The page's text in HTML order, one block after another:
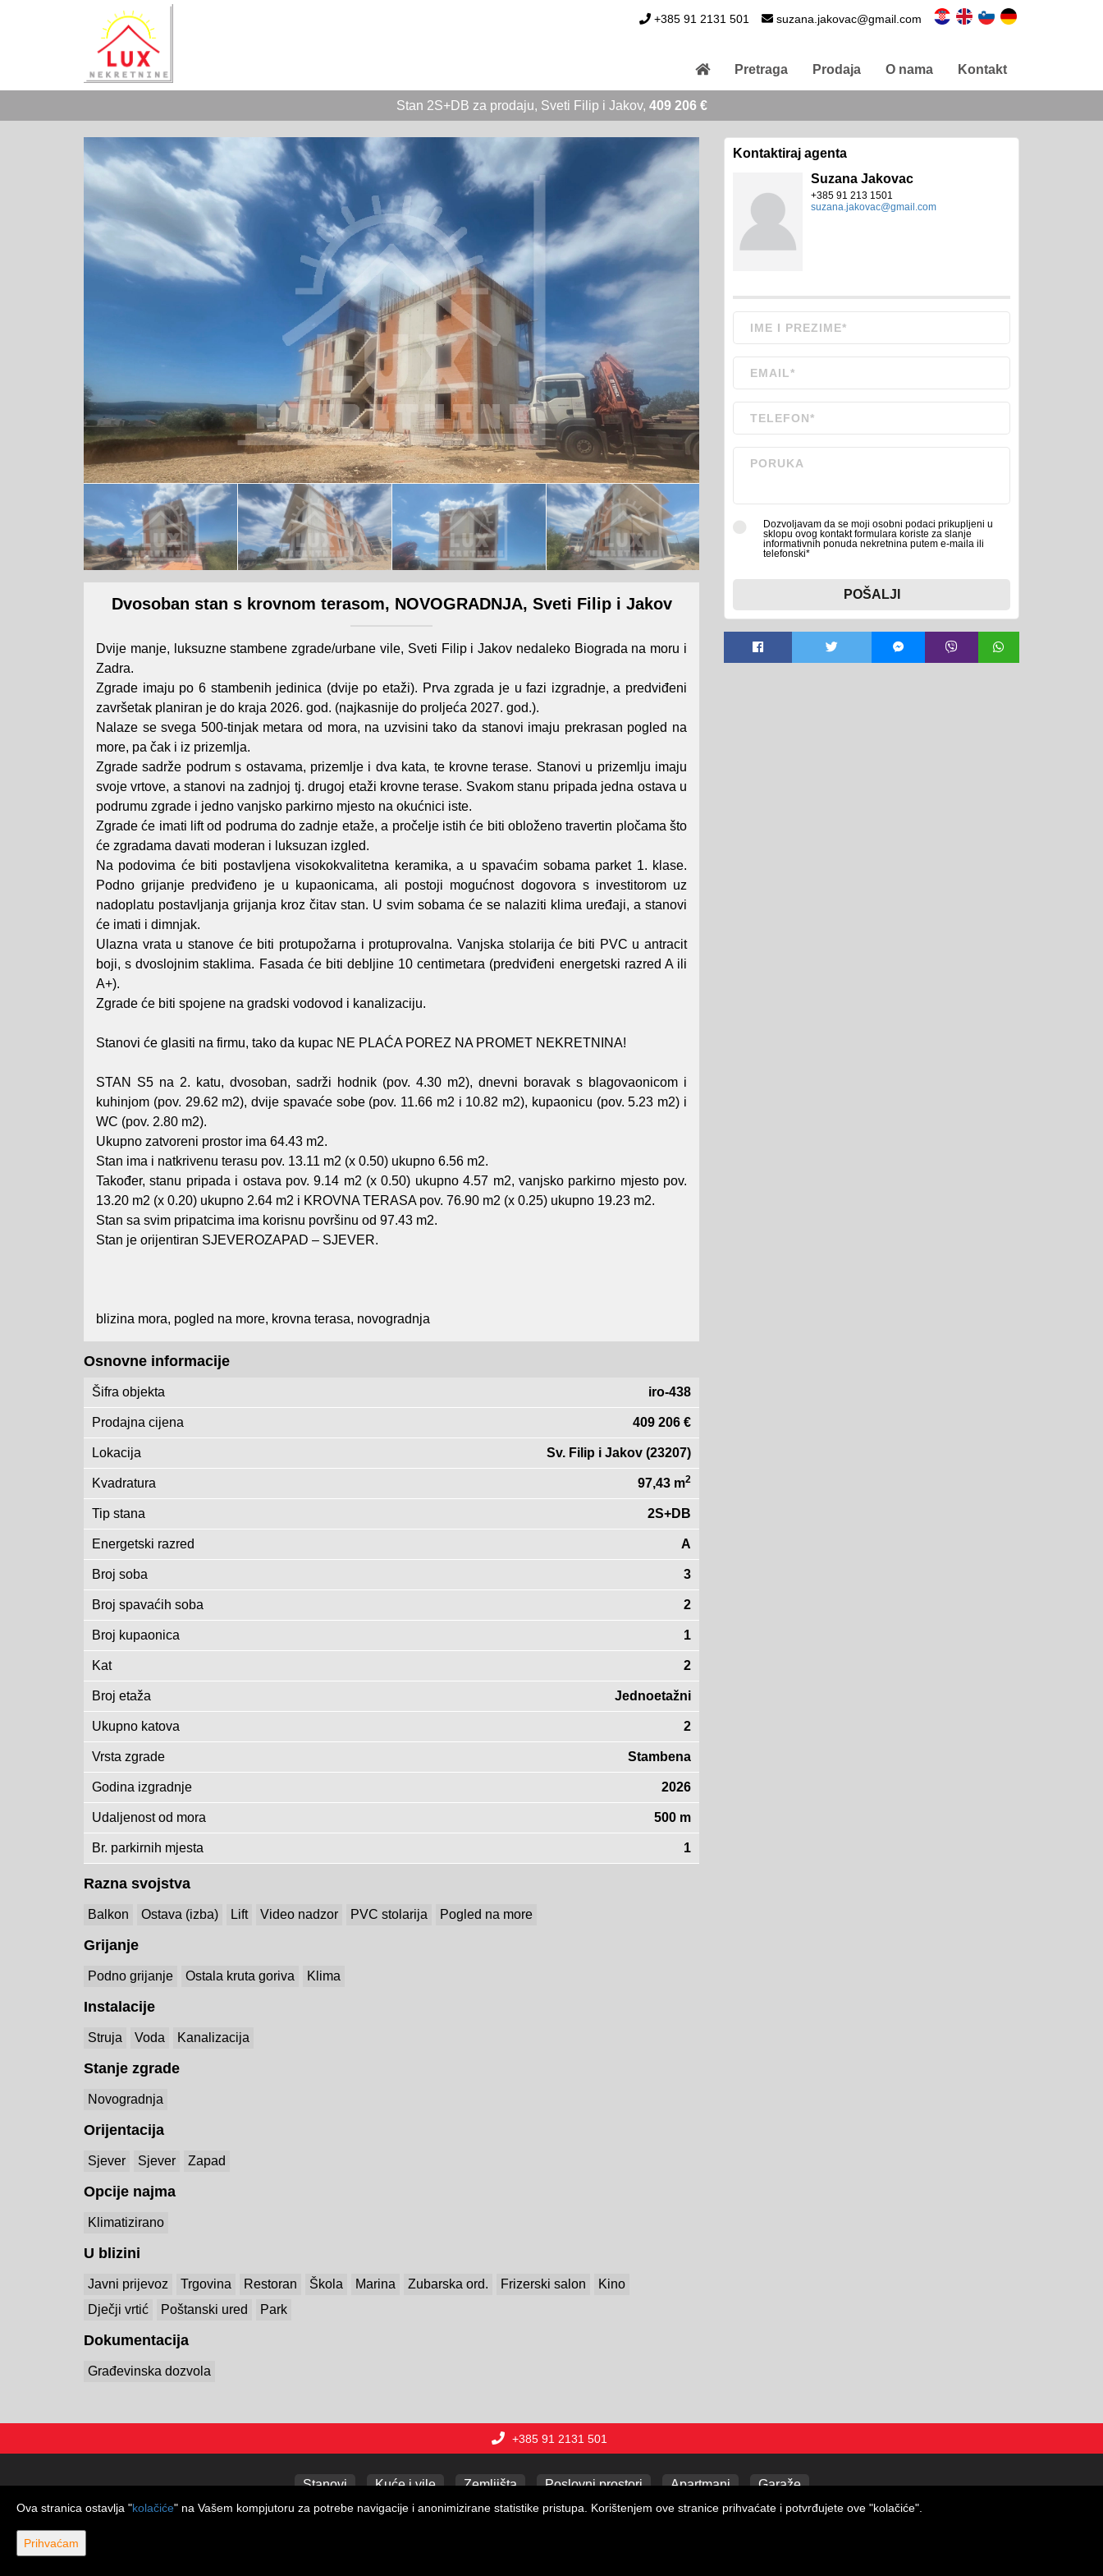
+385 91 2131 501 suzana.jakovac@gmail.com
Pretraga Prodaja O nama Kontakt
Stan 2S+DB za prodaju, Sveti Filip i Jakov, 409 206 €
Dvosoban stan s krovnom terasom, NOVOGRADNJA, Sveti Filip i Jakov
Dvije manje, luksuzne stambene zgrade/urbane vile, Sveti Filip i Jakov nedaleko Biograda na moru i
Zadra.
Zgrade imaju po 6 stambenih jedinica (dvije po etaži). Prva zgrada je u fazi izgradnje, a predviđeni
završetak planiran je do kraja 2026. god. (najkasnije do proljeća 2027. god.).
Nalaze se svega 500-tinjak metara od mora, na uzvisini tako da stanovi imaju prekrasan pogled na
more, pa čak i iz prizemlja.
Zgrade sadrže podrum s ostavama, prizemlje i dva kata, te krovne terase. Stanovi u prizemlju imaju
svoje vrtove, a stanovi na zadnjoj tj. drugoj etaži krovne terase. Svakom stanu pripada jedna ostava u
podrumu zgrade i jedno vanjsko parkirno mjesto na okućnici iste.
Zgrade će imati lift od podruma do zadnje etaže, a pročelje istih će biti obloženo travertin pločama što
će zgradama davati moderan i luksuzan izgled.
Na podovima će biti postavljena visokokvalitetna keramika, a u spavaćim sobama parket 1. klase.
Podno grijanje predviđeno je u kupaonicama, ali postoji mogućnost dogovora s investitorom uz
nadoplatu postavljanja grijanja kroz čitav stan. U svim sobama će se nalaziti klima uređaji, a stanovi
će imati i dimnjak.
Ulazna vrata u stanove će biti protupožarna i protuprovalna. Vanjska stolarija će biti PVC u antracit
boji, s dvoslojnim staklima. Fasada će biti debljine 10 centimetara (predviđeni energetski razred A ili
A+).
Zgrade će biti spojene na gradski vodovod i kanalizaciju.
Stanovi će glasiti na firmu, tako da kupac NE PLAĆA POREZ NA PROMET NEKRETNINA!
STAN S5 na 2. katu, dvosoban, sadrži hodnik (pov. 4.30 m2), dnevni boravak s blagovaonicom i
kuhinjom (pov. 29.62 m2), dvije spavaće sobe (pov. 11.66 m2 i 10.82 m2), kupaonicu (pov. 5.23 m2) i
WC (pov. 2.80 m2).
Ukupno zatvoreni prostor ima 64.43 m2.
Stan ima i natkrivenu terasu pov. 13.11 m2 (x 0.50) ukupno 6.56 m2.
Također, stanu pripada i ostava pov. 9.14 m2 (x 0.50) ukupno 4.57 m2, vanjsko parkirno mjesto pov.
13.20 m2 (x 0.20) ukupno 2.64 m2 i KROVNA TERASA pov. 76.90 m2 (x 0.25) ukupno 19.23 m2.
Stan sa svim pripatcima ima korisnu površinu od 97.43 m2.
Stan je orijentiran SJEVEROZAPAD – SJEVER.
blizina mora, pogled na more, krovna terasa, novogradnja
Osnovne informacije
Šifra objekta iro-438
Prodajna cijena 409 206 €
Lokacija Sv. Filip i Jakov (23207)
Kvadratura 97,43 m2
Tip stana 2S+DB
Energetski razred A
Broj soba 3
Broj spavaćih soba 2
Broj kupaonica 1
Kat 2
Broj etaža Jednoetažni
Ukupno katova 2
Vrsta zgrade Stambena
Godina izgradnje 2026
Udaljenost od mora 500 m
Br. parkirnih mjesta 1
Razna svojstva
Balkon Ostava (izba) Lift Video nadzor PVC stolarija Pogled na more
Grijanje
Podno grijanje Ostala kruta goriva Klima
Instalacije
Struja Voda Kanalizacija
Stanje zgrade
Novogradnja
Orijentacija
Sjever Sjever Zapad
Opcije najma
Klimatizirano
U blizini
Javni prijevoz Trgovina Restoran Škola Marina Zubarska ord. Frizerski salon
Kino
Dječji vrtić
Poštanski ured Park
Dokumentacija
Građevinska dozvola
Kontaktiraj agenta
Suzana Jakovac
+385 91 213 1501
suzana.jakovac@gmail.com
Dozvoljavam da se moji osobni podaci prikupljeni u
sklopu ovog kontakt formulara koriste za slanje
informativnih ponuda nekretnina putem e-maila ili
telefonski*
POŠALJI
+385 91 2131 501
Stanovi Kuće i vile Zemljišta Poslovni prostori Apartmani Garaže
Ova stranica ostavlja "kolačiće" na Vašem kompjutoru za potrebe navigacije i anonimizirane statistike pristupa. Korištenjem ove stranice prihvaćate i potvrđujete ove "kolačiće".
Prihvaćam